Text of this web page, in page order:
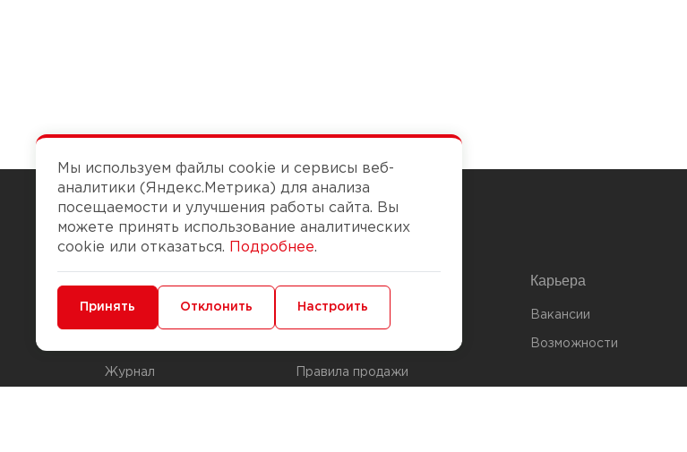
Чтобы вам легко работалось
Журнал
Доставка и оплата
Правила продажи
Карьера
Вакансии
Возможности
Мы используем файлы cookie и сервисы веб-
аналитики (Яндекс.Метрика) для анализа
посещаемости и улучшения работы сайта. Вы
можете принять использование аналитических
cookie или отказаться.
Подробнее.
Минимальные Функциональные/Аналитические
Принять Отклонить Настроить